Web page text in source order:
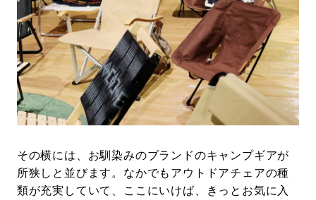
その横には、お馴染みのブランドのキャンプギアが
所狭しと並びます。なかでもアウトドアチェアの種
類が充実していて、ここにいけば、きっとお気に入